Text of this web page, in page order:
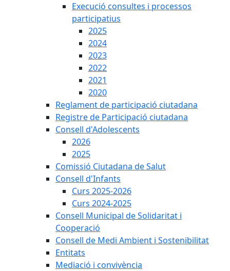
Execució consultes i processos
participatius
2025
2024
2023
2022
2021
2020
Reglament de participació ciutadana
Registre de Participació ciutadana
Consell d'Adolescents
2026
2025
Comissió Ciutadana de Salut
Consell d'Infants
Curs 2025-2026
Curs 2024-2025
Consell Municipal de Solidaritat i
Cooperació
Consell de Medi Ambient i Sostenibilitat
Entitats
Mediació i convivència